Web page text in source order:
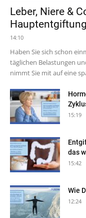
Leber, Niere &
14:10
Haben Sie sich schon
täglichen Belastungen
nimmt Sie mit auf eine
15:19
das
15:42
Wie
12:24